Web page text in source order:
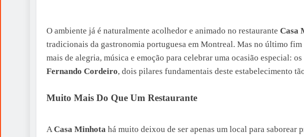
O ambiente já é naturalmente acolhedor e animado no restaurante Casa
tradicionais da gastronomia portuguesa em Montreal. Mas no último fim
mais de alegria, música e emoção para celebrar uma ocasião especial:
Fernando Cordeiro, dois pilares fundamentais deste estabelecimento
Muito Mais Do Que Um Restaurante
A Casa Minhota há muito deixou de ser apenas um local para saborear